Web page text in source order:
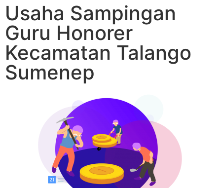
Usaha Sampingan
Guru Honorer
Kecamatan Talango
Sumenep